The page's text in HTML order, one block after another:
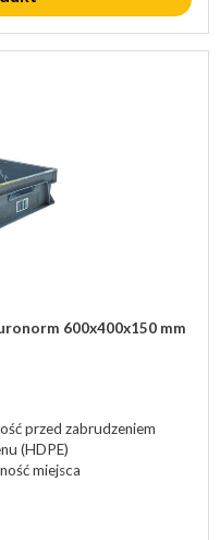
600x400x150 mm
przed zabrudzeniem
(HDPE)
miejsca